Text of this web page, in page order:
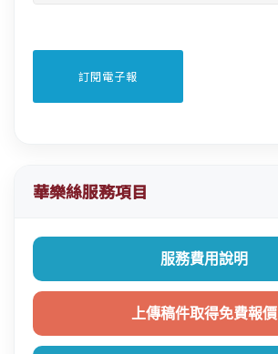
華樂絲服務項目
服務費用說明
上傳稿件取得免費報價